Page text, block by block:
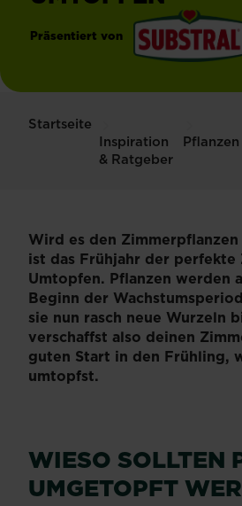
Präsentiert von
Startseite
Inspiration
& Ratgeber
Pflanzen
Wird es den
ist das Frühjahr der perfekte
Umtopfen. Pflanzen werden
Beginn der
sie nun rasch neue Wurzeln
verschaffst also deinen
guten Start in den Frühling,
umtopfst.
WIESO SOLLTEN
UMGETOPFT